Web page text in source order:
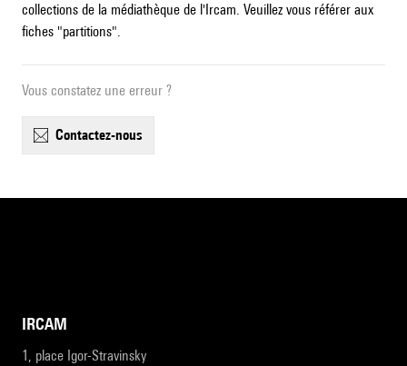
collections de la médiathèque de l'Ircam. Veuillez vous référer aux
fiches "partitions".
Vous constatez une erreur ?
contactez-nous
IRCAM
1, place Igor-Stravinsky